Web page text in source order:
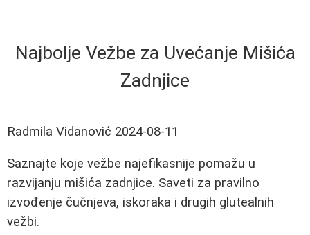
Najbolje Vežbe za Uvećanje Mišića
Zadnjice
Radmila Vidanović 2024-08-11
Saznajte koje vežbe najefikasnije pomažu u
razvijanju mišića zadnjice. Saveti za pravilno
izvođenje čučnjeva, iskoraka i drugih glutealnih
vežbi.